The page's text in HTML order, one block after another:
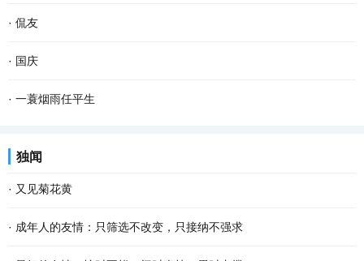
气，有母亲的人，心里是安定的。 一转眼，母亲离开我们已经整整七
年了，再过一个多月就是2022年的春节了，我更加...
与朋友交往起来，很多滋味在心头。 有的长相厮守，吃喝玩乐，但一
遇到事情需要分担，心里大多不会想起这人，因为明白，只是打发 无
聊 寂寞 时光的玩伴而已。有的不常见面，但逢...
· 侃友
月色很旺，透窗而入，满屋灵动。独自端坐， 寂寞 来袭。同院儿好友
老俞急匆匆闯进门来。我赶忙让座、沏茶。 茶慢慢浓了，我毕恭毕敬
· 国庆
民族复兴辉煌绩， 国家强盛人民福。 奋斗苦干华夏业， 团结努力勿
· 一蓑烟雨任平生
独闻
· 又见菊花黄
记不清从什么时候开始，迷上了冠小体瘦的野菊花，颇有山野归来不
· 成年人的友情：只筛选不改变，只接纳不强求